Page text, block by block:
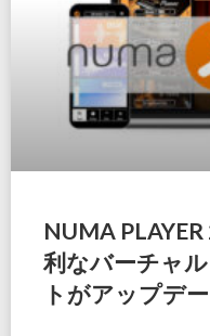
NUMA
利なバーチャ
トがアップデ